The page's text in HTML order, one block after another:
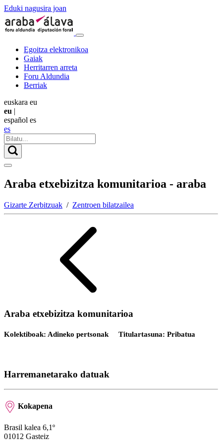
Eduki nagusira joan
Egoitza elektronikoa
Gaiak
Herritarren arreta
Foru Aldundia
Berriak
euskara eu
eu |
español es
es
Araba etxebizitza komunitarioa - araba
Gizarte Zerbitzuak / Zentroen bilatzailea
Araba etxebizitza komunitarioa
Kolektiboak: Adineko pertsonak Titulartasuna: Pribatua
Harremanetarako datuak
Kokapena
Brasil kalea 6,1º
01012 Gasteiz